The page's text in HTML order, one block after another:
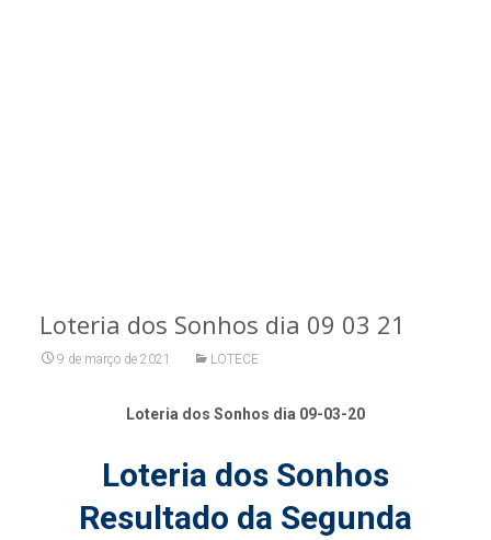
Loteria dos Sonhos dia 09 03 21
9 de março de 2021 LOTECE
Loteria dos Sonhos dia 09-03-20
Loteria dos Sonhos
Resultado da Segunda